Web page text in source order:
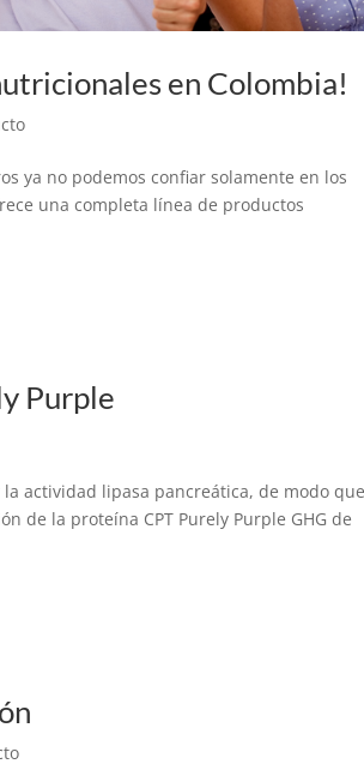
en Colombia!
ya no podemos confiar solamente en los
una completa línea de productos
Purple
actividad lipasa pancreática, de modo
de la proteína CPT Purely Purple GHG de